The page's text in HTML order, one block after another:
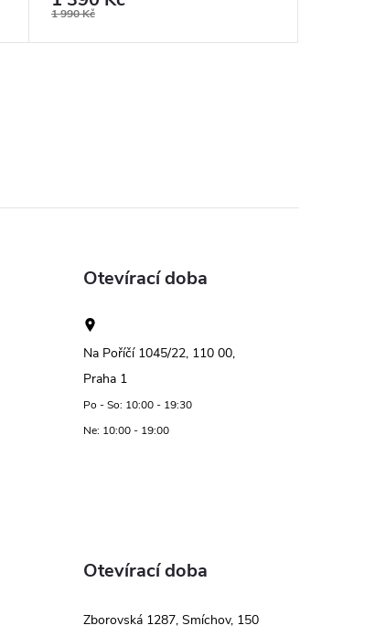
1 990 Kč
Otevírací doba
Na Poříčí 1045/22, 110 00,
Praha 1
Po - So: 10:00 - 19:30
Ne: 10:00 - 19:00
Otevírací doba
Zborovská 1287, Smíchov, 150